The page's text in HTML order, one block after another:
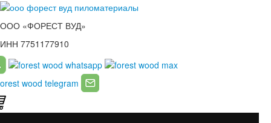
ООО «ФОРЕСТ ВУД»
ИНН 7751177910